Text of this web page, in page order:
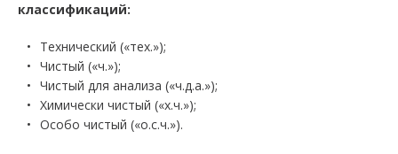
классификаций:
Технический («тех.»);
Чистый («ч.»);
Чистый для анализа («ч.д.а.»);
Химически чистый («х.ч.»);
Особо чистый («о.с.ч.»).